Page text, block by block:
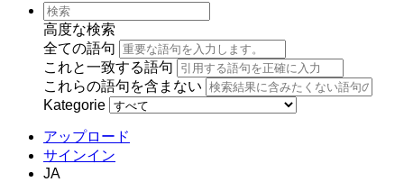
高度な検索
全ての語句
これと一致する語句
これらの語句を含まない
Kategorie
アップロード
サインイン
JA